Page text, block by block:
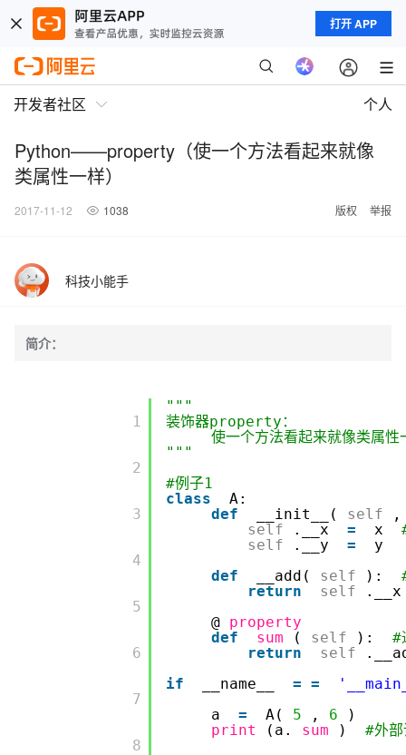
打开 APP
开发者社区 个人
Python——property（使一个方法看起来就像
类属性一样）
2017-11-12 1038 版权 举报
科技小能手
简介：
         1
         2
         3
         4
         5
         6
         7
         8
"""
装饰器property：
使一个方法看起来就像类属性
"""
#例子1
class
A:
def
__init__( self
self
.__x = x
self
.__y =
y
def
__add( self ):
return
self
@ property
def
sum ( self ):
#
return
self
if
__name__ = =
a
= A( 5 , 6
)
print
(a. sum ) #外部